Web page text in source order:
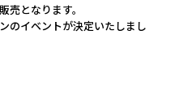
売となります。
のイベントが決定いたしまし